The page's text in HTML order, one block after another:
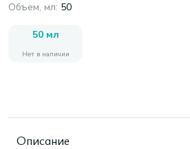
Объем, мл: 50
50 мл
Нет в наличии
Описание